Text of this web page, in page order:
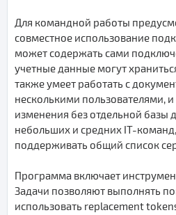
Для командной работы
совместное использование
может содержать сами
учетные данные могут
также умеет работать с
несколькими пользователями,
изменения без отдельной базы
небольших и средних IT-
поддерживать общий список
Программа включает
Задачи позволяют выполнять
использовать replacement